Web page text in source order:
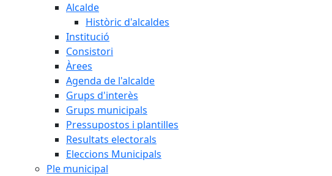
Alcalde
Històric d'alcaldes
Institució
Consistori
Àrees
Agenda de l'alcalde
Grups d'interès
Grups municipals
Pressupostos i plantilles
Resultats electorals
Eleccions Municipals
Ple municipal